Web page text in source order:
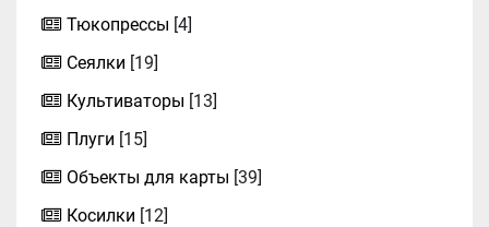
Тюкопрессы [4]
Сеялки [19]
Культиваторы [13]
Плуги [15]
Объекты для карты [39]
Косилки [12]